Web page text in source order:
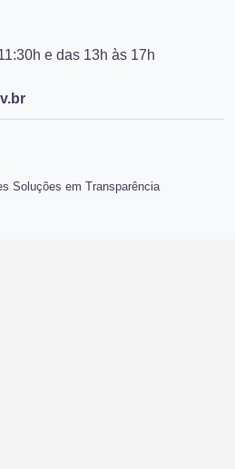
e das 13h às 17h
Soluções em Transparência